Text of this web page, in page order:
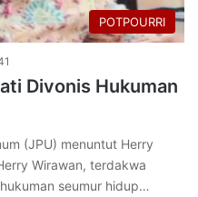
POTPOURRI
Divonis Hukuman
(JPU) menuntut Herry
Wirawan, terdakwa
seumur hidup…